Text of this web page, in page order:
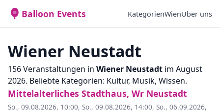
Balloon Events KategorienWienÜber uns
Wiener Neustadt
156 Veranstaltungen in Wiener Neustadt im August
2026. Beliebte Kategorien: Kultur, Musik, Wissen.
Mittelalterliches Stadthaus, Wr Neustadt
So., 09.08.2026, 10:00, So., 09.08.2026, 14:00, So., 06.09.2026,